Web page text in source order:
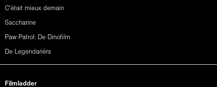
C'était mieux demain
Saccharine
Paw Patrol: De Dinofilm
De Legendariërs
Filmladder